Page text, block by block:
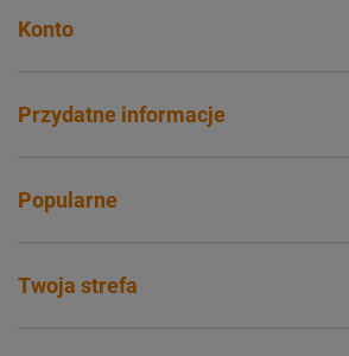
Konto
Przydatne informacje
Popularne
Twoja strefa